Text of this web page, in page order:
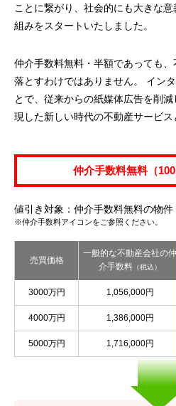
ことに繋がり、社会的にも大きな
組みをスタートいたしました。
仲介手数料無料・半額であっても
落とすわけではありません。 イン
とで、従来からの紙媒体広告を削
現した新しい時代の不動産サービス
仲介手数料無料（100
値引き対象：仲介手数料無料の物件
※仲介手数料アイコンをご参照ください。
売買価格
一般的な不動産会社の仲
介手数料 （税込）
3000万円 1,056,000円
4000万円 1,386,000円
5000万円 1,716,000円